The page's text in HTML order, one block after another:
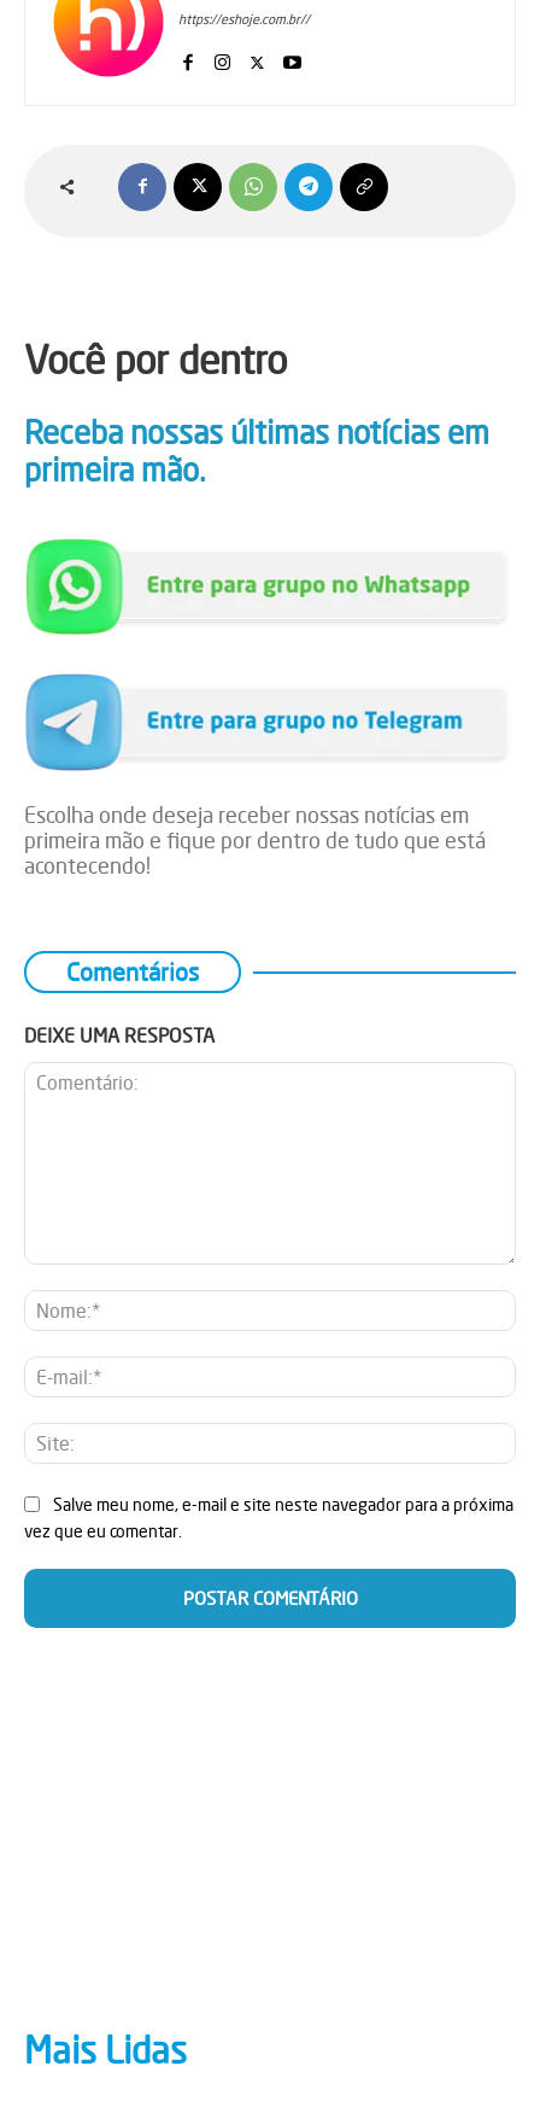
https://eshoje.com.br//
Você por dentro
Receba nossas últimas notícias em
primeira mão.
Escolha onde deseja receber nossas notícias em
primeira mão e fique por dentro de tudo que está
acontecendo!
Comentários
DEIXE UMA RESPOSTA
E-
Salve meu nome, e-mail e site neste navegador para a próxima
vez que eu comentar.
Mais Lidas